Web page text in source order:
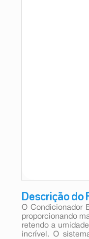
Descrição do
O Condicionador
proporcionando
retendo a
incrível. O